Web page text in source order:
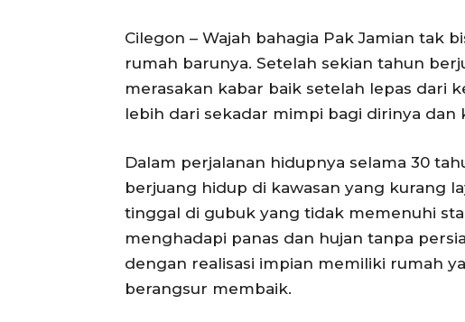
Cilegon – Wajah bahagia Pak Jamian tak
rumah barunya. Setelah sekian tahun
merasakan kabar baik setelah lepas dari
lebih dari sekadar mimpi bagi dirinya dan
Dalam perjalanan hidupnya selama 30
berjuang hidup di kawasan yang kurang
tinggal di gubuk yang tidak memenuhi
menghadapi panas dan hujan tanpa
dengan realisasi impian memiliki rumah
berangsur membaik.